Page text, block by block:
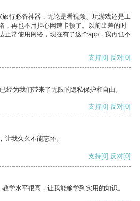
行必备神器，无论是看视频、玩游戏还是工
，再也不用担心网速卡顿了。以前出差的时
正常使用网络，现在有了这个app，我再也不
支持[0] 反对[0]
经为我们带来了无限的隐私保护和自由。
支持[0] 反对[0]
让我久久不能忘怀。
支持[0] 反对[0]
学水平很高，让我能够学到实用的知识。